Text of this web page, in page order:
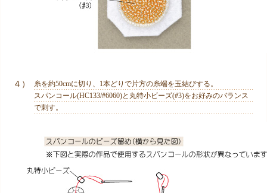
４）
糸を約50cmに切り、1本どりで片方の糸端を玉結びする。
スパンコール(HC133/#6060)と丸特小ビーズ(#3)をお好みのバランス
で刺す。